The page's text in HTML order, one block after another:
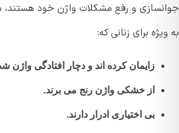
و رفع مشکلات واژن خود هستند،
برای زنانی که:
زایمان کرده اند و دچار افتادگی واژن شده
از خشکی واژن رنج می برند.
بی اختیاری ادرار دارند.